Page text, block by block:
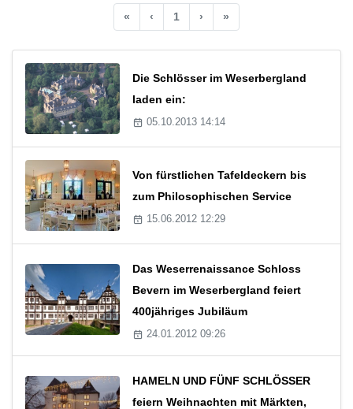
« ‹ 1 › »
Die Schlösser im Weserbergland
laden ein:
05.10.2013 14:14
Von fürstlichen Tafeldeckern bis
zum Philosophischen Service
15.06.2012 12:29
Das Weserrenaissance Schloss
Bevern im Weserbergland feiert
400jähriges Jubiläum
24.01.2012 09:26
HAMELN UND FÜNF SCHLÖSSER
feiern Weihnachten mit Märkten,